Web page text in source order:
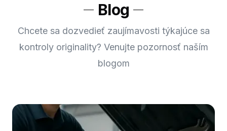
Blog
Chcete sa dozvedieť zaujímavosti týkajúce sa
kontroly originality? Venujte pozornosť naším
blogom